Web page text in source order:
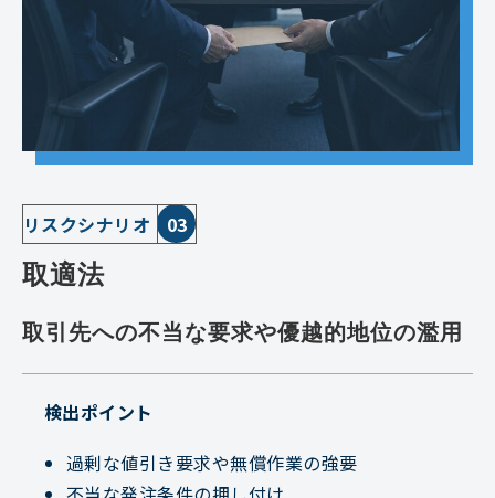
リスクシナリオ 03
取適法
取引先への不当な要求や優越的地位の濫用
検出ポイント
過剰な値引き要求や無償作業の強要